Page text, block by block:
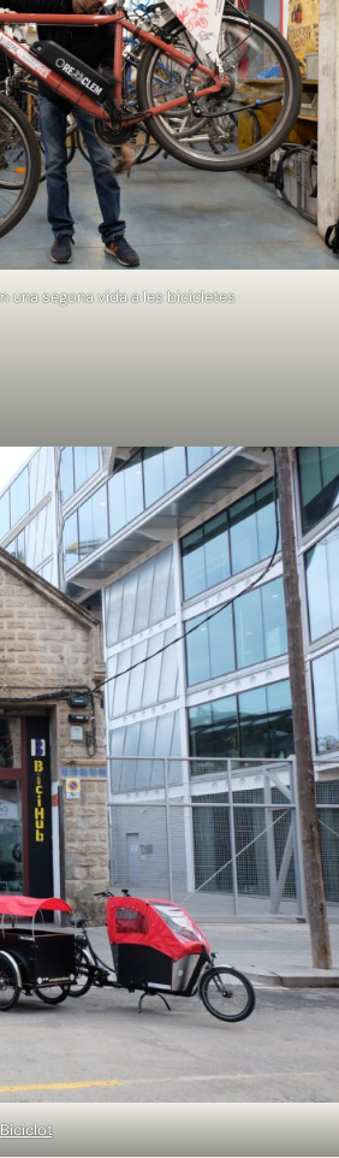
una segona vida a les bicicletes
Biciclot